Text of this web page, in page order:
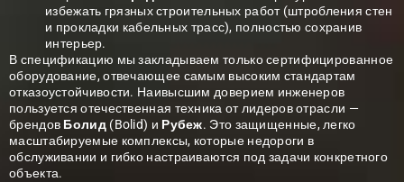
избежать грязных строительных работ (штробления стен
и прокладки кабельных трасс), полностью сохранив
интерьер.
В спецификацию мы закладываем только сертифицированное
оборудование, отвечающее самым высоким стандартам
отказоустойчивости. Наивысшим доверием инженеров
пользуется отечественная техника от лидеров отрасли —
брендов Болид(Bolid) и Рубеж. Это защищенные, легко
масштабируемые комплексы, которые недороги в
обслуживании и гибко настраиваются под задачи конкретного
объекта.